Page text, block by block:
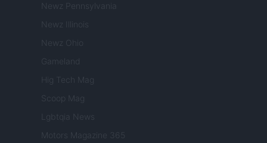
Newz Pennsylvania
Newz Illinois
Newz Ohio
Gameland
Hig Tech Mag
Scoop Mag
Lgbtqia News
Motors Magazine 365